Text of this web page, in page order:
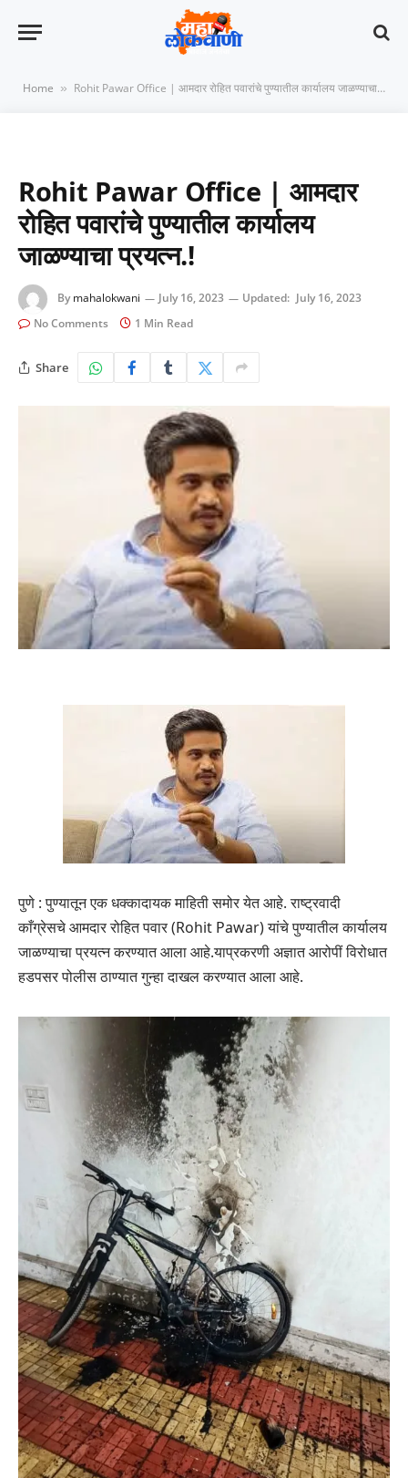
Home » Rohit Pawar Office | आमदार रोहित पवारांचे पुण्यातील कार्यालय जाळण्याचा प्रयत्न.!
Rohit Pawar Office | आमदार
रोहित पवारांचे पुण्यातील कार्यालय
जाळण्याचा प्रयत्न.!
By mahalokwani July 16, 2023 Updated: July 16, 2023
No Comments
1 Min Read
Share
पुणे : पुण्यातून एक धक्कादायक माहिती समोर येत आहे. राष्ट्रवादी
काँग्रेसचे आमदार रोहित पवार (Rohit Pawar) यांचे पुण्यातील कार्यालय
जाळण्याचा प्रयत्न करण्यात आला आहे.याप्रकरणी अज्ञात आरोपीं विरोधात
हडपसर पोलीस ठाण्यात गुन्हा दाखल करण्यात आला आहे.